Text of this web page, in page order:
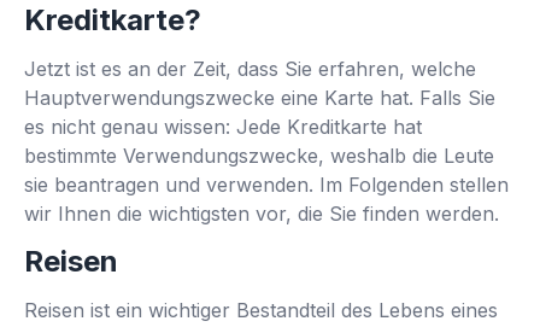
Kreditkarte?
Jetzt ist es an der Zeit, dass Sie erfahren, welche
Hauptverwendungszwecke eine Karte hat. Falls Sie
es nicht genau wissen: Jede Kreditkarte hat
bestimmte Verwendungszwecke, weshalb die Leute
sie beantragen und verwenden. Im Folgenden stellen
wir Ihnen die wichtigsten vor, die Sie finden werden.
Reisen
Reisen ist ein wichtiger Bestandteil des Lebens eines